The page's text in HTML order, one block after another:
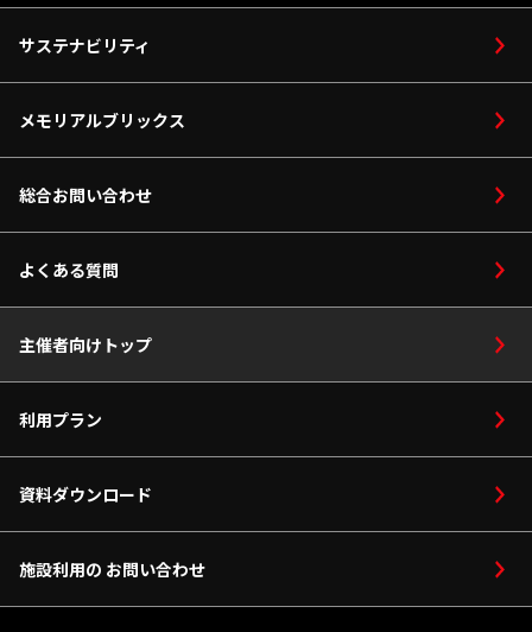
サービス
座席マップ
サブアリーナ
パーク
アリーナコンセプト
採用情報
サステナビリティ
メモリアルブリックス
総合お問い合わせ
よくある質問
主催者向けトップ
利用プラン
資料ダウンロード
施設利用の お問い合わせ